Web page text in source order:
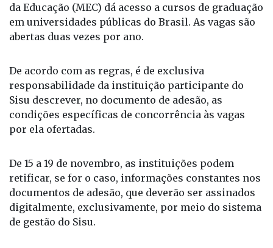
da Educação (MEC) dá acesso a cursos de graduação
em universidades públicas do Brasil. As vagas são
abertas duas vezes por ano.
De acordo com as regras, é de exclusiva
responsabilidade da instituição participante do
Sisu descrever, no documento de adesão, as
condições específicas de concorrência às vagas
por ela ofertadas.
De 15 a 19 de novembro, as instituições podem
retificar, se for o caso, informações constantes nos
documentos de adesão, que deverão ser assinados
digitalmente, exclusivamente, por meio do sistema
de gestão do Sisu.